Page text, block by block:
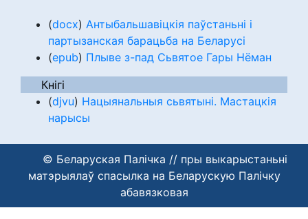
(docx) Антыбальшавіцкія паўстаньні і
партызанская барацьба на Беларусі
(epub) Плыве з-пад Сьвятое Гары Нёман
Кнігі
(djvu) Нацыянальныя сьвятыні. Мастацкія
нарысы
© Беларуская Палічка // пры выкарыстаньні
матэрыялаў спасылка на Беларускую Палічку
абавязковая